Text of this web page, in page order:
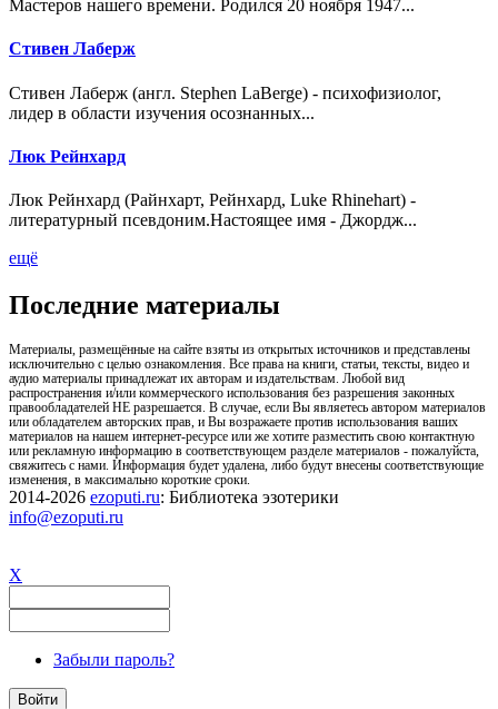
Мастеров нашего времени. Родился 20 ноября 1947...
Стивен Лаберж
Стивен Лаберж (англ. Stephen LaBerge) - психофизиолог,
лидер в области изучения осознанных...
Люк Рейнхард
Люк Рейнхард (Райнхарт, Рейнхард, Luke Rhinehart) -
литературный псевдоним.Настоящее имя - Джордж...
ещё
Последние материалы
Материалы, размещённые на сайте взяты из открытых источников и представлены
исключительно с целью ознакомления. Все права на книги, статьи, тексты, видео и
аудио материалы принадлежат их авторам и издательствам. Любой вид
распространения и/или коммерческого использования без разрешения законных
правообладателей НЕ разрешается. В случае, если Вы являетесь автором материалов
или обладателем авторских прав, и Вы возражаете против использования ваших
материалов на нашем интернет-ресурсе или же хотите разместить свою контактную
или рекламную информацию в соответствующем разделе материалов - пожалуйста,
свяжитесь с нами. Информация будет удалена, либо будут внесены соответствующие
изменения, в максимально короткие сроки.
2014-2026 ezoputi.ru: Библиотека эзотерики
info@ezoputi.ru
X
Забыли пароль?